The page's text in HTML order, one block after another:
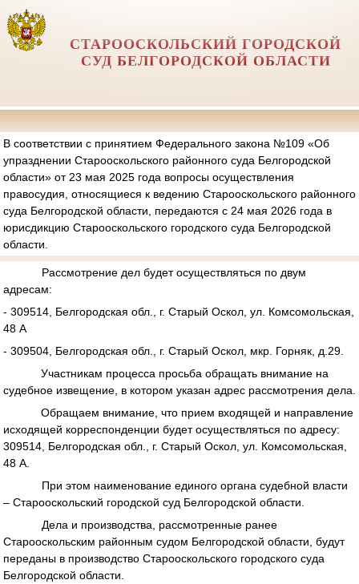
СТАРООСКОЛЬСКИЙ ГОРОДСКОЙ
СУД БЕЛГОРОДСКОЙ ОБЛАСТИ
В соответствии с принятием Федерального закона №109 «Об
упразднении Старооскольского районного суда Белгородской
области» от 23 мая 2025 года вопросы осуществления
правосудия, относящиеся к ведению Старооскольского районного
суда Белгородской области, передаются с 24 мая 2026 года в
юрисдикцию Старооскольского городского суда Белгородской
области.
Рассмотрение дел будет осуществляться по двум
адресам:
- 309514, Белгородская обл., г. Старый Оскол, ул. Комсомольская,
48 А
- 309504, Белгородская обл., г. Старый Оскол, мкр. Горняк, д.29.
Участникам процесса просьба обращать внимание на
судебное извещение, в котором указан адрес рассмотрения дела.
Обращаем внимание, что прием входящей и направление
исходящей корреспонденции будет осуществляться по адресу:
309514, Белгородская обл., г. Старый Оскол, ул. Комсомольская,
48 А.
При этом наименование единого органа судебной власти
– Старооскольский городской суд Белгородской области.
Дела и производства, рассмотренные ранее
Старооскольским районным судом Белгородской области, будут
переданы в производство Старооскольского городского суда
Белгородской области.